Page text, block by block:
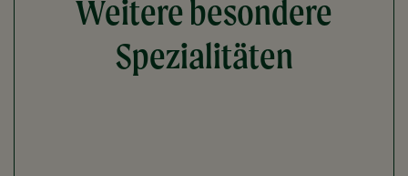
Weitere besondere
Spezialitäten